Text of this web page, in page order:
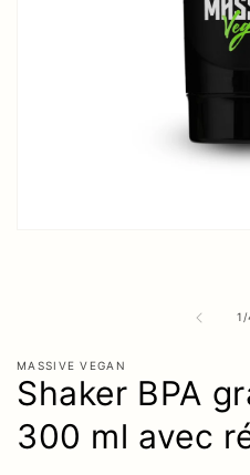
1/
de
MASSIVE VEGAN
Shaker BPA
300 ml avec